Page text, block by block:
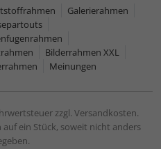
Galerierahmen
Bilderrahmen XXL
Meinungen
zzgl. Versandkosten.
auf ein Stück, soweit nicht anders